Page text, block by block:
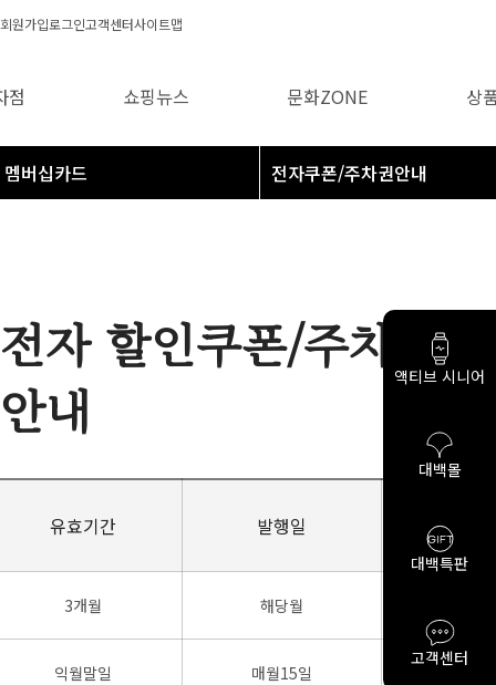
액티브 시니어
대백몰
대백특판
고객센터
회원가입로그인고객센터사이트맵
점 쇼핑뉴스 문화ZONE 상
멤버십카드
전자 할인쿠폰/주차권
안내
유효기간 발행일
3개월 해당월
익월말일 매월15일 대백씨